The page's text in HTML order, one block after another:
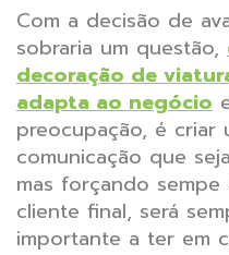
Com a decisão de
sobraria um questão,
decoração de
adapta ao negócio
preocupação, é criar
comunicação que
mas forçando
cliente final, será
importante a ter em